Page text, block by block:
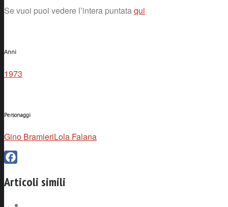
Se vuoi puoi vedere l’intera puntataqui
Anni
1973
Personaggi
Gino BramieriLola Falana
Articoli simili